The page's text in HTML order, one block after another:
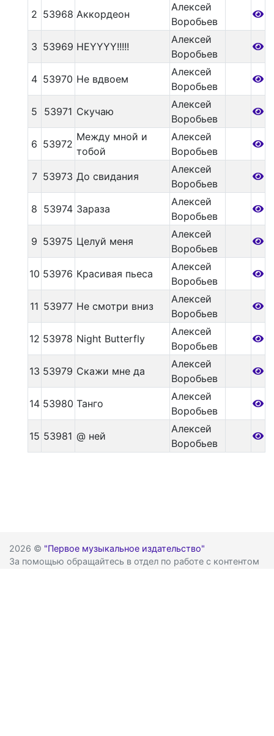
2 53968 Аккордеон
Алексей
Воробьев
3 53969 HEYYYY!!!!!
Алексей
Воробьев
4 53970 Не вдвоем
Алексей
Воробьев
5 53971 Скучаю
Алексей
Воробьев
6 53972
Между мной и
тобой
Алексей
Воробьев
7 53973 До свидания
Алексей
Воробьев
8 53974 Зараза
Алексей
Воробьев
9 53975 Целуй меня
Алексей
Воробьев
10 53976 Красивая пьеса
Алексей
Воробьев
11 53977 Не смотри вниз
Алексей
Воробьев
12 53978 Night Butterfly
Алексей
Воробьев
13 53979 Скажи мне да
Алексей
Воробьев
14 53980 Танго
Алексей
Воробьев
15 53981 @ ней
Алексей
Воробьев
2026 © "Первое музыкальное издательство"
За помощью обращайтесь в отдел по работе с контентом